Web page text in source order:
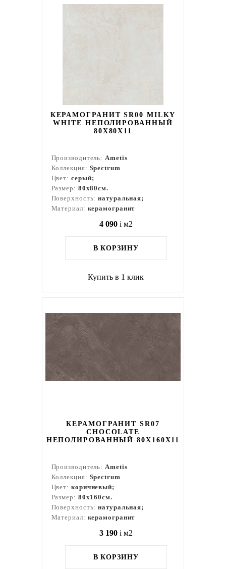
КЕРАМОГРАНИТ SR00 MILKY
WHITE НЕПОЛИРОВАННЫЙ
80X80Х11
Производитель:Ametis
Коллекция: Spectrum
Цвет: серый;
Размер: 80x80см.
Поверхность:натуральная;
Материал: керамогранит
4 090 i м2
В КОРЗИНУ
Купить в 1 клик
КЕРАМОГРАНИТ SR07
CHOCOLATE
НЕПОЛИРОВАННЫЙ 80X160Х11
Производитель:Ametis
Коллекция: Spectrum
Цвет: коричневый;
Размер: 80x160см.
Поверхность:натуральная;
Материал: керамогранит
3 190 i м2
В КОРЗИНУ